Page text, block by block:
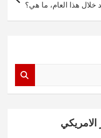
خلال هذا العام، ما هي؟
الامريكي